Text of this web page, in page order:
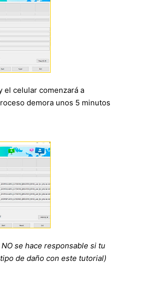
el celular comenzará a
demora unos 5 minutos
se hace responsable si tu
de daño con este tutorial)